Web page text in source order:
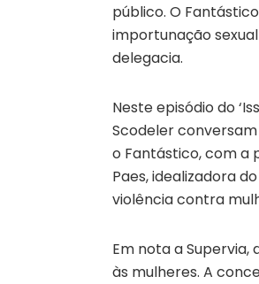
público. O
importunação
delegacia.
Neste episódio do
Scodeler
o Fantástico, com a
Paes, idealizadora
violência contra
Em nota a Supervia,
às mulheres. A